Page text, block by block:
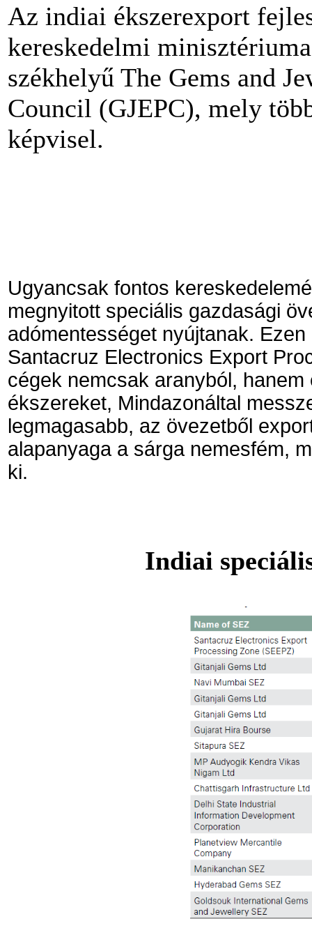
Az indiai ékszerexport
kereskedelmi
székhelyű The Gems and
Council (GJEPC), mely
képvisel.
Ugyancsak fontos
megnyitott speciális gazdasági
adómentességet nyújtanak.
Santacruz Electronics Export
cégek nemcsak aranyból,
ékszereket, Mindazonáltal
legmagasabb, az övezetből
alapanyaga a sárga nemesfém,
ki.
Indiai